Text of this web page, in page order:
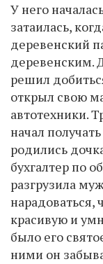
У него
затаилась,
деревенский
деревенским.
решил
открыл свою
автотехники.
начал
родились
бухгалтер по
разгрузила
нарадоваться,
красивую и
было его
ними он